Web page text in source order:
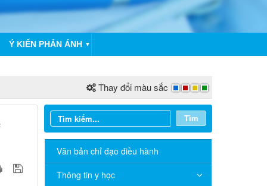
Ý KIẾN PHẢN ÁNH ▼
Thay đổi màu sắc
Tìm
Văn bản chỉ đạo điều hành
Thông tin y học
THÔNG BÁO V/v niêm yết công bố
Danh mục thủ tục hành chính sửa đổi,
bổ sung trong lĩnh vực phòng bệnh và
lý của Sở Y tế thành phố Đồng Nai